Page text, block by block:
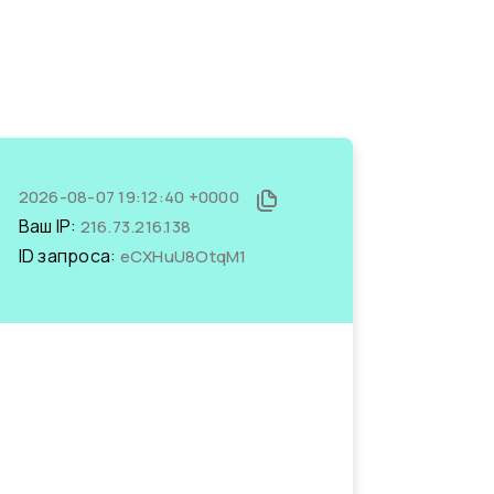
2026-08-07 19:12:40 +0000
Ваш IP: 216.73.216.138
ID запроса: eCXHuU8OtqM1